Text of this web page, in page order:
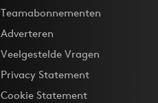
Teamabonnementen
Adverteren
Veelgestelde Vragen
Privacy Statement
Cookie Statement